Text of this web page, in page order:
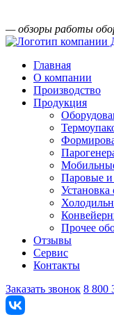
— обзоры работы
Главная
О компании
Производство
Продукция
Паровые и
Установка
Прочее
Отзывы
Сервис
Контакты
Заказать звонок 8 800